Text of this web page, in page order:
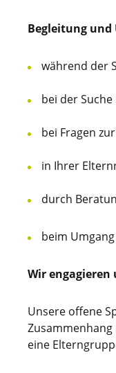
Begleitung
während der
bei der
bei Fragen
in Ihrer
durch
beim
Wir engagieren
Unsere offene
eine